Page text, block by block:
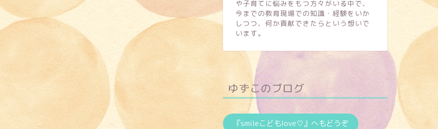
や子育てに悩みをもつ方々がいる中で、
今までの教育現場での知識・経験をいか
しつつ、何か貢献できたらという想いで
います。
ゆずこのブログ
『smileこどもlove♡』へもどうぞ